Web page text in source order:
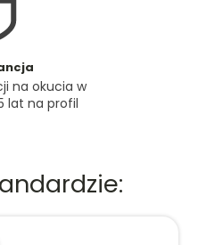
na okucia w
lat na profil